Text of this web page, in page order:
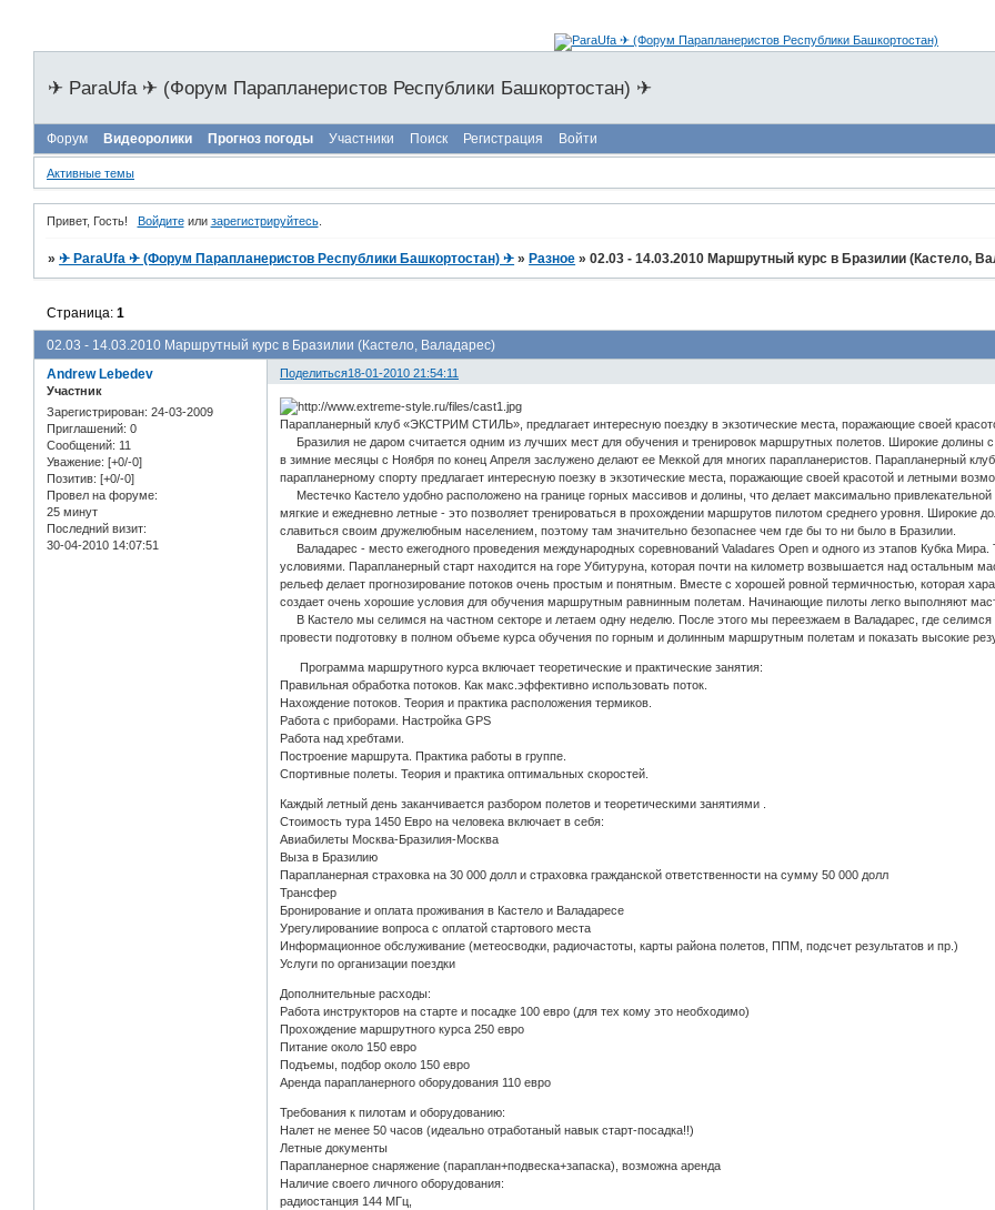
✈ ParaUfa ✈ (Форум Парапланеристов Республики Башкортостан) ✈
Форум Видеоролики Прогноз погоды Участники Поиск Регистрация Войти
Активные темы
Привет, Гость! Войдитеили зарегистрируйтесь.
»✈ ParaUfa ✈ (Форум Парапланеристов Республики Башкортостан) ✈ » Разное »02.03 - 14.03.2010 Маршрутный курс в Бразилии (Кастело,
02.03 - 14.03.2010 Маршрутный курс в Бразилии (Кастело, Валадарес)
Страница:1
Поделиться18-01-2010 21:54:11
Andrew Lebedev
Участник
Зарегистрирован: 24-03-2009
Приглашений: 0
Сообщений: 11
Уважение: [+0/-0]
Позитив: [+0/-0]
Провел на форуме:
25 минут
Последний визит:
30-04-2010 14:07:51
Парапланерный клуб «ЭКСТРИМ СТИЛЬ», предлагает интересную поездку в экзотические места, поражающие своей
Бразилия не даром считается одним из лучших мест для обучения и тренировок маршрутных полетов. Широкие долины
в зимние месяцы с Ноября по конец Апреля заслужено делают ее Меккой для многих парапланеристов. Парапланерный
парапланерному спорту предлагает интересную поезку в экзотические места, поражающие своей красотой и летными
Местечко Кастело удобно расположено на границе горных массивов и долины, что делает максимально
мягкие и ежедневно летные - это позволяет тренироваться в прохождении маршрутов пилотом среднего уровня. Широкие
славиться своим дружелюбным населением, поэтому там значительно безопаснее чем где бы то ни было в Бразилии.
Валадарес - место ежегодного проведения международных соревнований Valadares Open и одного из этапов Кубка
условиями. Парапланерный старт находится на горе Убитуруна, которая почти на километр возвышается над остальным
рельеф делает прогнозирование потоков очень простым и понятным. Вместе с хорошей ровной термичностью, которая
создает очень хорошие условия для обучения маршрутным равнинным полетам. Начинающие пилоты легко выполняют
В Кастело мы селимся на частном секторе и летаем одну неделю. После этого мы переезжаем в Валадарес, где селимся
провести подготовку в полном объеме курса обучения по горным и долинным маршрутным полетам и показать высокие
Программа маршрутного курса включает теоретические и практические занятия:
Правильная обработка потоков. Как макс.эффективно использовать поток.
Нахождение потоков. Теория и практика расположения термиков.
Работа с приборами. Настройка GPS
Работа над хребтами.
Построение маршрута. Практика работы в группе.
Спортивные полеты. Теория и практика оптимальных скоростей.
Каждый летный день заканчивается разбором полетов и теоретическими занятиями .
Стоимость тура 1450 Евро на человека включает в себя:
Авиабилеты Москва-Бразилия-Москва
Выза в Бразилию
Парапланерная страховка на 30 000 долл и страховка гражданской ответственности на сумму 50 000 долл
Трансфер
Бронирование и оплата проживания в Кастело и Валадаресе
Урегулированиие вопроса с оплатой стартового места
Информационное обслуживание (метеосводки, радиочастоты, карты района полетов, ППМ, подсчет результатов и пр.)
Услуги по организации поездки
Дополнительные расходы:
Работа инструкторов на старте и посадке 100 евро (для тех кому это необходимо)
Прохождение маршрутного курса 250 евро
Питание около 150 евро
Подъемы, подбор около 150 евро
Аренда парапланерного оборудования 110 евро
Требования к пилотам и оборудованию:
Налет не менее 50 часов (идеально отработаный навык старт-посадка!!)
Летные документы
Парапланерное снаряжение (параплан+подвеска+запаска), возможна аренда
Наличие своего личного оборудования:
радиостанция 144 МГц,